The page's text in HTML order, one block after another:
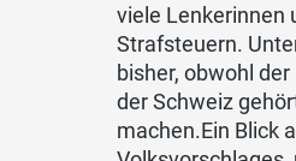
viele Lenkerinnen
Strafsteuern.
bisher, obwohl
der Schweiz
machen.Ein Blick